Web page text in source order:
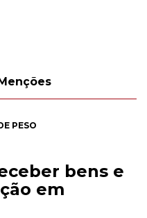
PESO
bens e
em